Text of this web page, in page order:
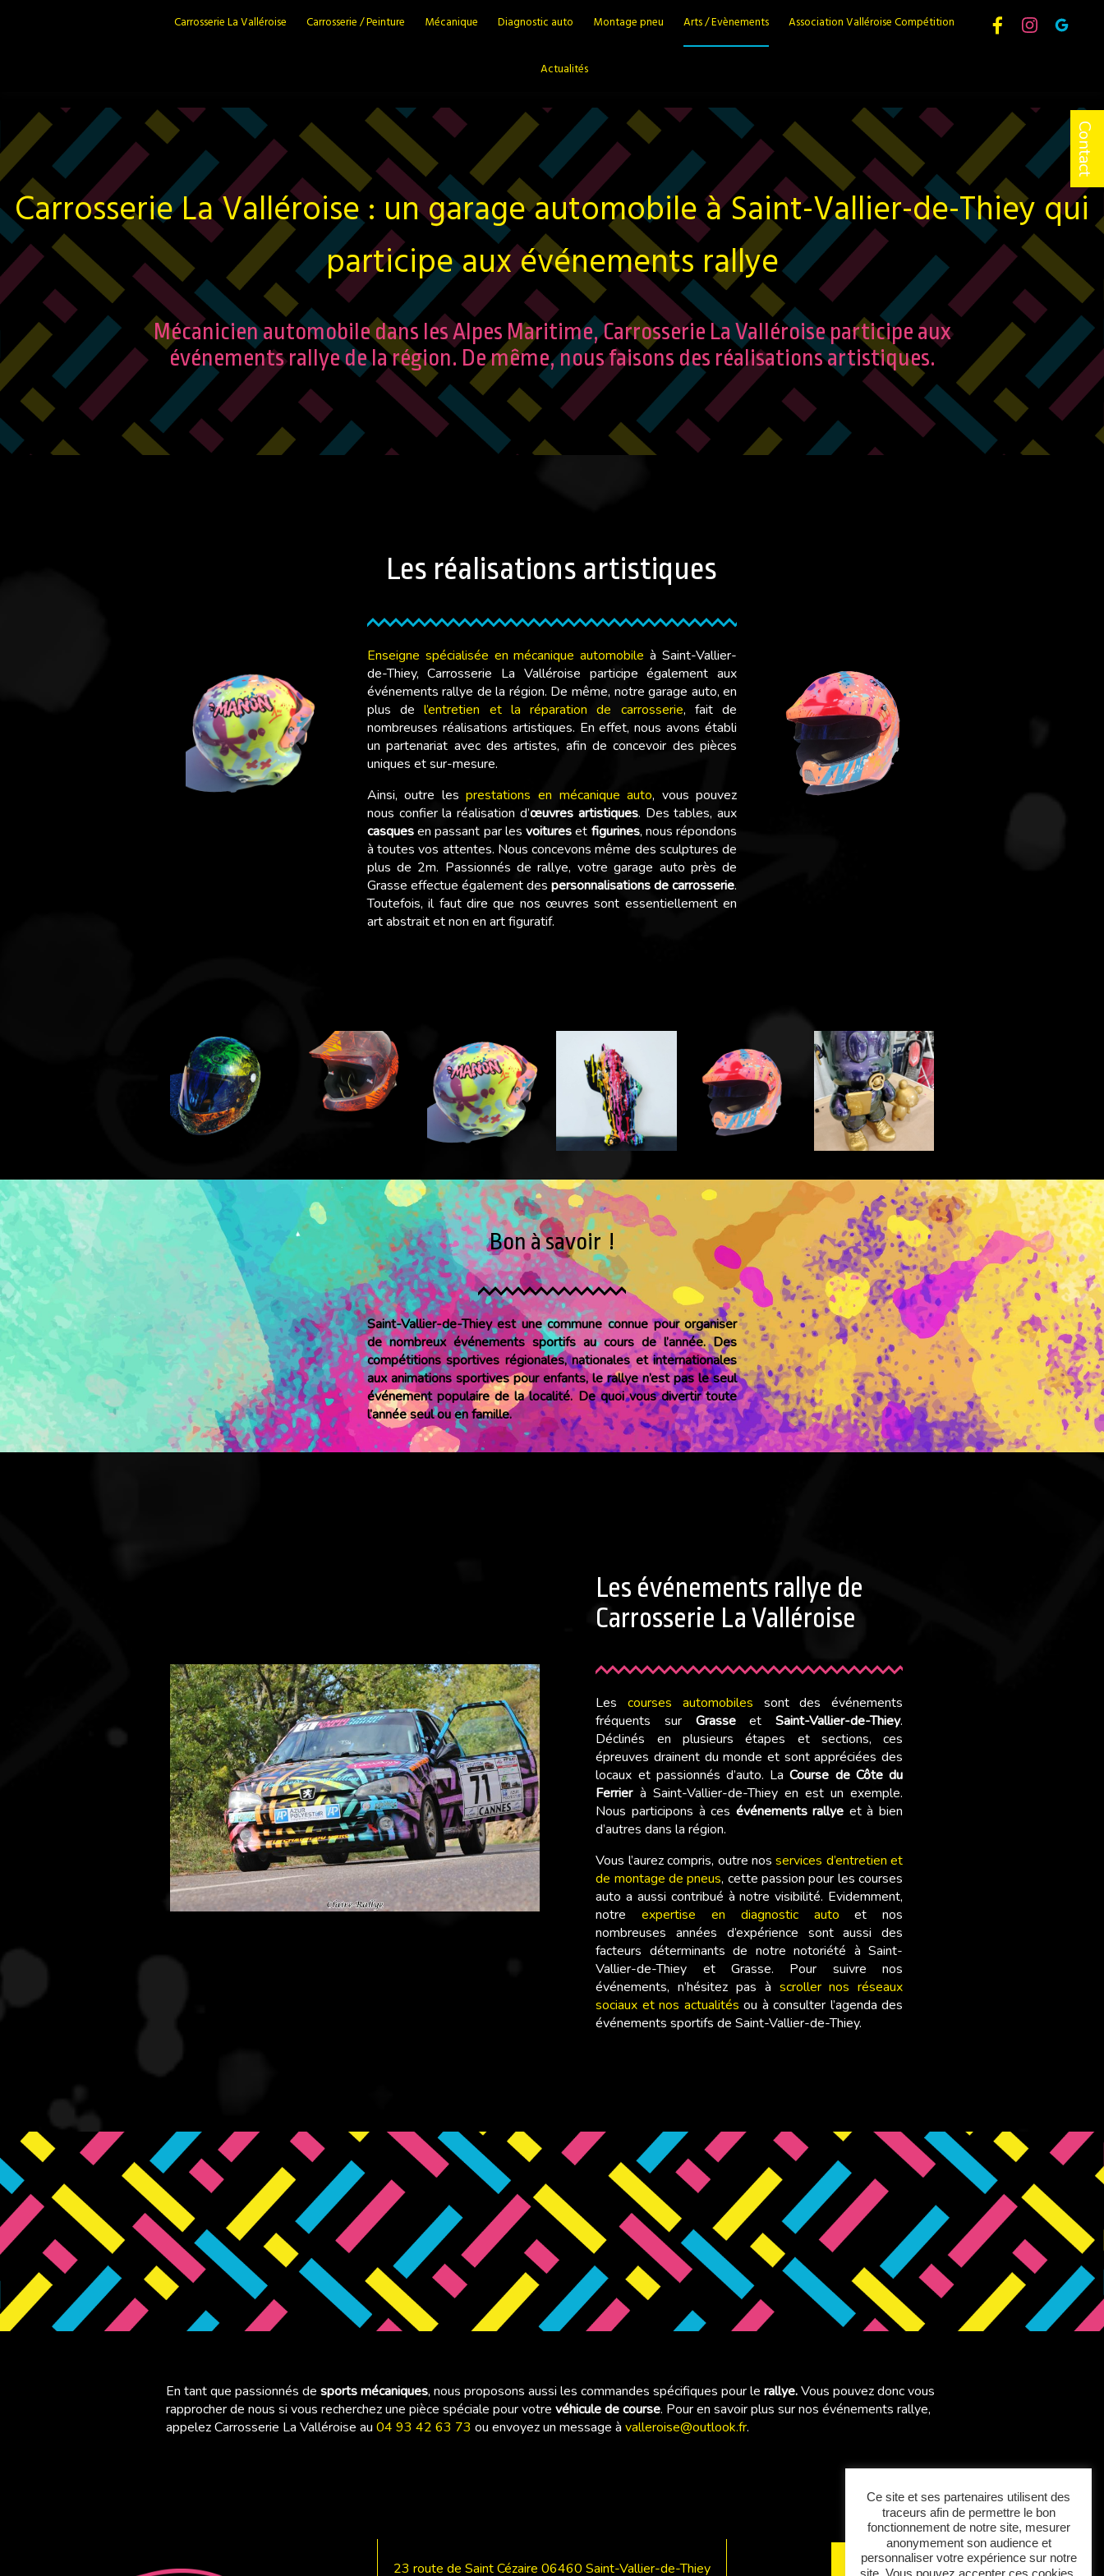
Contact
Carrosserie La Valléroise Carrosserie / Peinture Mécanique Diagnostic auto Montage pneu Arts / Evènements Association Valléroise Compétition
Actualités
Carrosserie La Valléroise : un garage automobile à Saint-Vallier-de-Thiey qui
participe aux événements rallye
Mécanicien automobile dans les Alpes Maritime, Carrosserie La Valléroise participe aux
événements rallye de la région. De même, nous faisons des réalisations artistiques.
Les réalisations artistiques
Enseigne spécialisée en mécanique automobile à Saint-Vallier-
de-Thiey, Carrosserie La Valléroise participe également aux
événements rallye de la région. De même, notre garage auto, en
plus del’entretien et la réparation de carrosserie, fait de
nombreuses réalisations artistiques. En effet, nous avons établi
un partenariat avec des artistes, afin de concevoir des pièces
uniques et sur-mesure.
Ainsi, outre lesprestations en mécanique auto, vous pouvez
nous confier la réalisation d’œuvres artistiques. Des tables, aux
casquesen passant par lesvoitureset figurines, nous répondons
à toutes vos attentes. Nous concevons même des sculptures de
plus de 2m. Passionnés de rallye, votre garage auto près de
Grasse effectue également despersonnalisations de carrosserie.
Toutefois, il faut dire que nos œuvres sont essentiellement en
art abstrait et non en art figuratif.
Bon à savoir !
Saint-Vallier-de-Thiey est une commune connue pour organiser
de nombreux événements sportifs au cours de l’année. Des
compétitions sportives régionales, nationales et internationales
aux animations sportives pour enfants, le rallye n’est pas le seul
événement populaire de la localité. De quoi vous divertir toute
l’année seul ou en famille.
Les événements rallye de
Carrosserie La Valléroise
Lescourses automobiles sont des événements
fréquents sur GrasseetSaint-Vallier-de-Thiey.
Déclinés en plusieurs étapes et sections, ces
épreuves drainent du monde et sont appréciées des
locaux et passionnés d’auto. LaCourse de Côte du
Ferrierà Saint-Vallier-de-Thiey en est un exemple.
Nous participons à ces événements rallye et à bien
d’autres dans la région.
Vous l’aurez compris, outre nosservices d’entretien et
de montage de pneus, cette passion pour les courses
auto a aussi contribué à notre visibilité. Evidemment,
notreexpertise en diagnostic auto et nos
nombreuses années d’expérience sont aussi des
facteurs déterminants de notre notoriété à Saint-
Vallier-de-Thiey et Grasse. Pour suivre nos
événements, n’hésitez pas à scroller nos réseaux
sociaux et nos actualités ou à consulter l’agenda des
événements sportifs de Saint-Vallier-de-Thiey.
En tant que passionnés de sports mécaniques, nous proposons aussi les commandes spécifiques pour le rallye.Vous pouvez donc vous
rapprocher de nous si vous recherchez une pièce spéciale pour votre véhicule de course. Pour en savoir plus sur nos événements rallye,
appelez Carrosserie La Valléroise au 04 93 42 63 73 ou envoyez un message à valleroise@outlook.fr.
23 route de Saint Cézaire 06460 Saint-Vallier-de-Thiey Contactez-nous
Ce site et ses partenaires utilisent des
traceurs afin de permettre le bon
fonctionnement de notre site, mesurer
anonymement son audience et
personnaliser votre expérience sur notre
site. Vous pouvez accepter ces cookies,